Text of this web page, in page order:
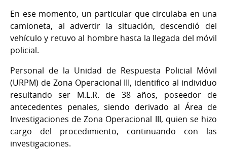
En ese momento, un particular que circulaba en una
camioneta, al advertir la situación, descendió del
vehículo y retuvo al hombre hasta la llegada del móvil
policial.
Personal de la Unidad de Respuesta Policial Móvil
(URPM) de Zona Operacional III, identifico al individuo
resultando ser M.L.R. de 38 años, poseedor de
antecedentes penales, siendo derivado al Área de
Investigaciones de Zona Operacional III, quien se hizo
cargo del procedimiento, continuando con las
investigaciones.